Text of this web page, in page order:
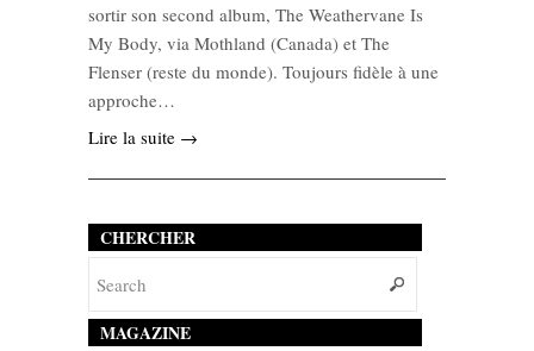
sortir son second album, The Weathervane Is
My Body, via Mothland (Canada) et The
Flenser (reste du monde). Toujours fidèle à une
approche…
Lire la suite →
CHERCHER
MAGAZINE